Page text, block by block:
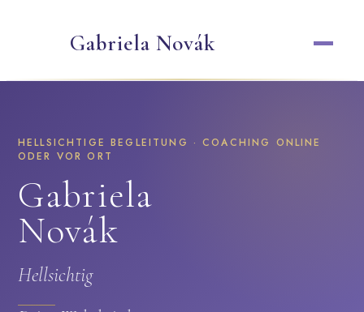
Gabriela Novák
HELLSICHTIGE BEGLEITUNG · COACHING ONLINE
ODER VOR ORT
Gabriela
Novák
Hellsichtig